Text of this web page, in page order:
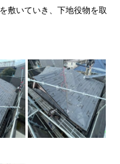
敷いていき、下地役物を取